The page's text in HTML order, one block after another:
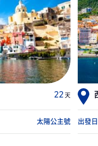
22 天
太陽公主號 出發